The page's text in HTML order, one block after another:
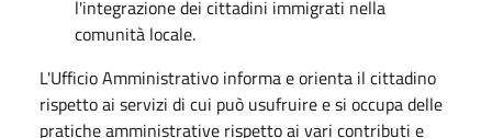
l'integrazione dei cittadini immigrati nella
comunità locale.
L'Ufficio Amministrativo informa e orienta il cittadino
rispetto ai servizi di cui può usufruire e si occupa delle
pratiche amministrative rispetto ai vari contributi e